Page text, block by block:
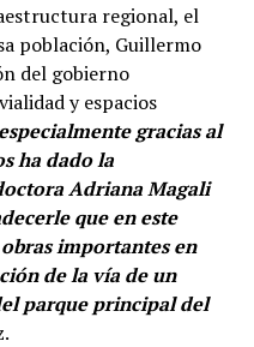
regional, el
población, Guillermo
del gobierno
y espacios
gracias al
ha dado la
Adriana Magali
que en este
importantes en
de la vía de un
parque principal del